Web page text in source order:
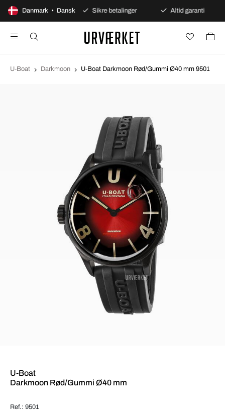
Danmark • Dansk
dages åbent køb Sikre betalinger Altid garanti
U-Boat Darkmoon U-Boat Darkmoon Rød/Gummi Ø40 mm 9501
U-Boat
Darkmoon Rød/Gummi Ø40 mm
Ref.: 9501